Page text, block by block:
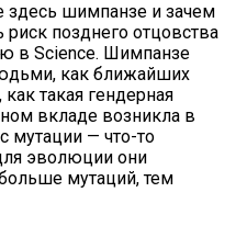
здесь шимпанзе и зачем
риск позднего отцовства
в Science. Шимпанзе
как ближайших
такая гендерная
вкладе возникла в
мутации — что-то
эволюции они
мутаций, тем